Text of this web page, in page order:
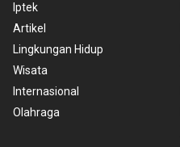
Iptek
Artikel
Lingkungan Hidup
Wisata
Internasional
Olahraga